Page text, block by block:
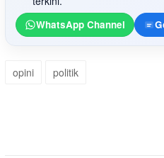
WhatsApp Channel
opini politik